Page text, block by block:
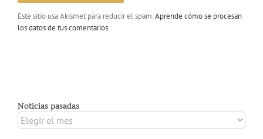
Este sitio usa Akismet para reducir el spam.Aprende cómo se procesan
los datos de tus comentarios.
Noticias pasadas
Noticias
pasadas